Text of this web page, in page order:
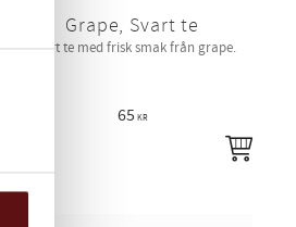
Grape, Svart te
Svart te med frisk smak från grape.
65 KR